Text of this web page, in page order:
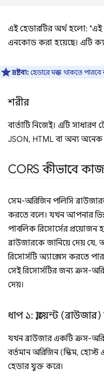
এই হেডারটির অর্থ হলো: "এই
এনকোড করা হয়েছে। এটি
দ্রষ্টব্য:হেডারে মন্তব্য থাকতে পারবে
শরীর
বার্তাটি নিজেই। এটি
JSON, HTML বা অন্য অনেক
CORS কীভাবে
সেম-অরিজিন পলিসি
করতে বলে। যখন আপনার
পাবলিক রিসোর্সের প্রয়োজন
ব্রাউজারকে জানিয়ে দেয়
রিসোর্সটি অ্যাক্সেস করতে
সেই রিসোর্সটির জন্য ক্রস-
দেয়।
ধাপ ১: ক্লায়েন্ট
যখন ব্রাউজার একটি ক্রস-
বর্তমান অরিজিন (স্কিম,
হেডার যুক্ত করে।